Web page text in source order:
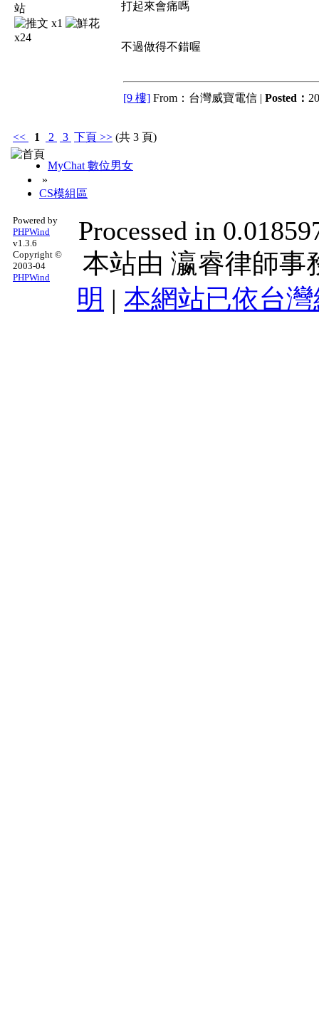
x1
x24
打起來會痛嗎
不過做得不錯喔
[9 樓] From：台灣威寶電信 | Posted：
<< 1 2 3 下頁 >> (共 3 頁)
MyChat 數位男女
»
CS模組區
Powered by
PHPWind
v1.3.6
Copyright ©
2003-04
PHPWind
Processed in
本站由 瀛睿律師事
明 | 本網站已依台